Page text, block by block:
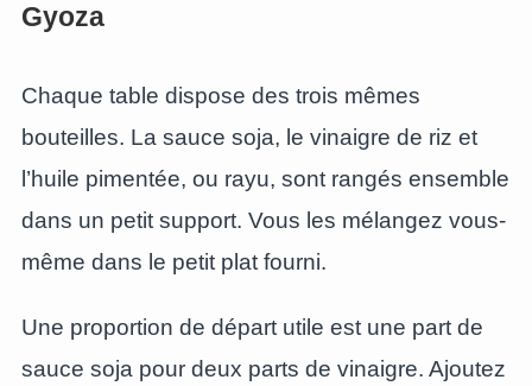
Gyoza
Chaque table dispose des trois mêmes
bouteilles. La sauce soja, le vinaigre de riz et
l’huile pimentée, ou rayu, sont rangés ensemble
dans un petit support. Vous les mélangez vous-
même dans le petit plat fourni.
Une proportion de départ utile est une part de
sauce soja pour deux parts de vinaigre. Ajoutez